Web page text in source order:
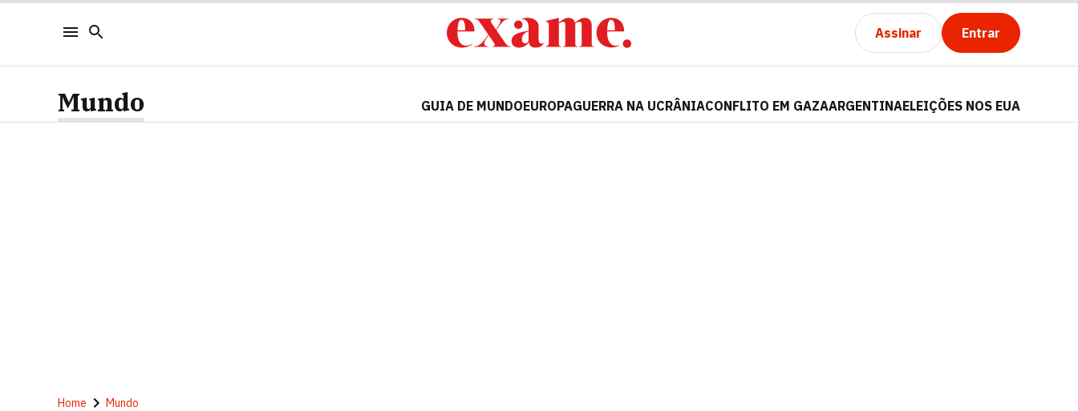
Assinar Entrar
Mundo GUIA DE MUNDOEUROPAGUERRA NA UCRÂNIACONFLITO EM GAZAARGENTINAELEIÇÕES NOS EUA
Home Mundo